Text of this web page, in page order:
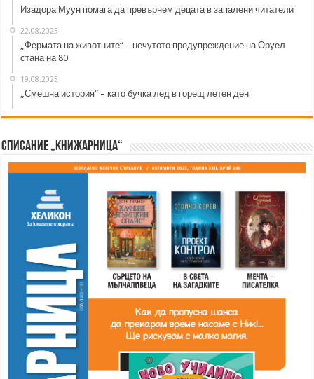
Изадора Муун помага да превърнем децата в запалени читатели
22.08.2025
„Фермата на животните“ – нечутото предупреждение на Оруел
стана на 80
19.08.2025
„Смешна история“ – като бучка лед в горещ летен ден
Списание „Книжарница“